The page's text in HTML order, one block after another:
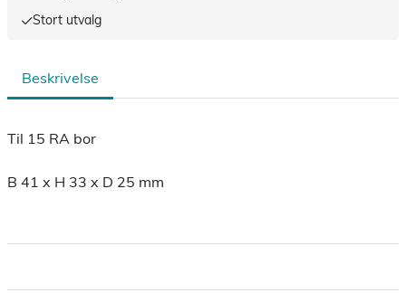
Stort utvalg
Beskrivelse
Til 15 RA bor
B 41 x H 33 x D 25 mm